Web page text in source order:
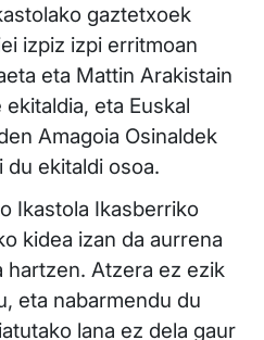
gaztetxoek
izpiz izpi erritmoan
eta Mattin Arakistain
eta Euskal
Amagoia Osinaldek
ekitaldi osoa.
Ikastola Ikasberriko
kidea izan da aurrena
hartzen. Atzera ez ezik
eta nabarmendu du
lana ez dela gaur